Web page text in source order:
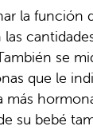
la función
se
que le
más
su bebé